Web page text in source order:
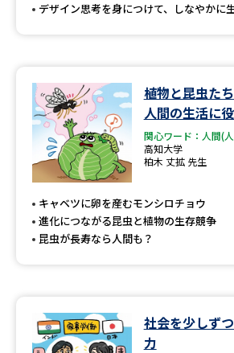
お支払いサイト
特定商取引表記
テレメー
デザイン思考を身につけて、しなやかに
植物と昆虫た
人間の生活に
関心ワード：人間(
高知大学
柏木 丈拡 先生
キャベツに卵を産むモンシロチョウ
進化につながる昆虫と植物の生存競争
昆虫が長寿なら人間も？
社会を少しず
力